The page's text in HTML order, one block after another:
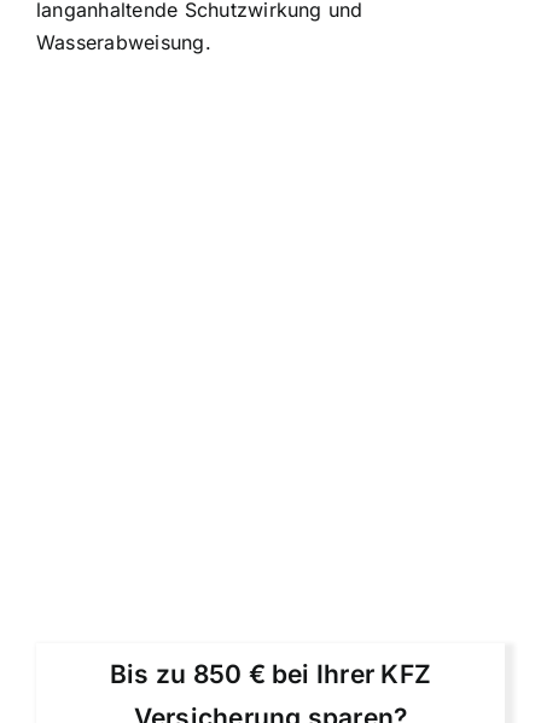
langanhaltende Schutzwirkung und
Wasserabweisung.
Bis zu 850 € bei Ihrer KFZ